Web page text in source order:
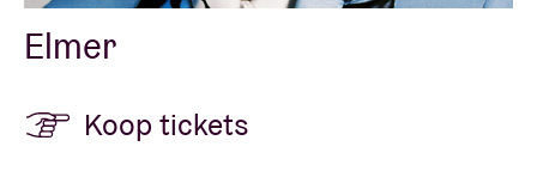
Elmer
Koop tickets